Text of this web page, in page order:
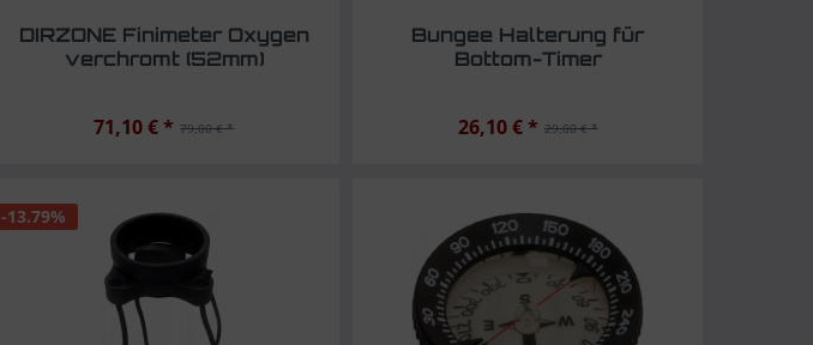
DIRZONE Finimeter Oxygen
verchromt (52mm)
79,00 € *
71,10 € *
Bungee Halterung für
Bottom-Timer
29,00 € *
26,10 € *
-13.79%